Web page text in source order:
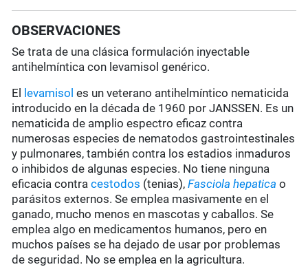
OBSERVACIONES
Se trata de una clásica formulación inyectable
antihelmíntica con levamisol genérico.
El
levamisol es un veterano antihelmíntico nematicida
introducido en la década de 1960 por JANSSEN. Es un
nematicida de amplio espectro eficaz contra
numerosas especies de nematodos gastrointestinales
y pulmonares, también contra los estadios inmaduros
o inhibidos de algunas especies. No tiene ninguna
eficacia contracestodos (tenias),Fasciola hepatica o
parásitos externos. Se emplea masivamente en el
ganado, mucho menos en mascotas y caballos. Se
emplea algo en medicamentos humanos, pero en
muchos países se ha dejado de usar por problemas
de seguridad. No se emplea en la agricultura.